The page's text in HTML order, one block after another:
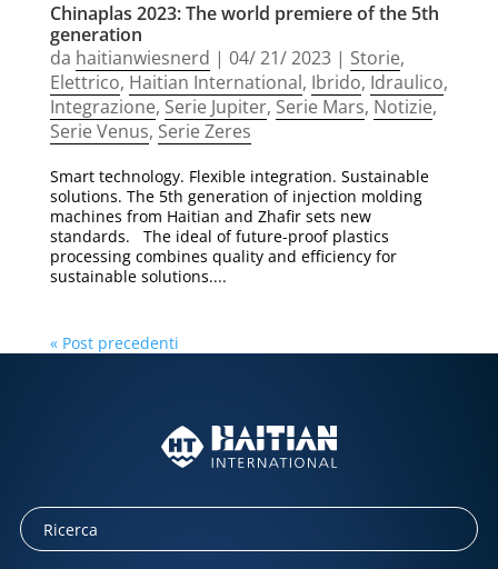
Chinaplas 2023: The world premiere of the 5th
generation
da haitianwiesnerd | 04/ 21/ 2023| Storie,
Elettrico, Haitian International, Ibrido, Idraulico,
Integrazione, Serie Jupiter, Serie Mars, Notizie,
Serie Venus, Serie Zeres
Smart technology. Flexible integration. Sustainable
solutions. The 5th generation of injection molding
machines from Haitian and Zhafir sets new
standards. The ideal of future-proof plastics
processing combines quality and efficiency for
sustainable solutions....
« Post precedenti